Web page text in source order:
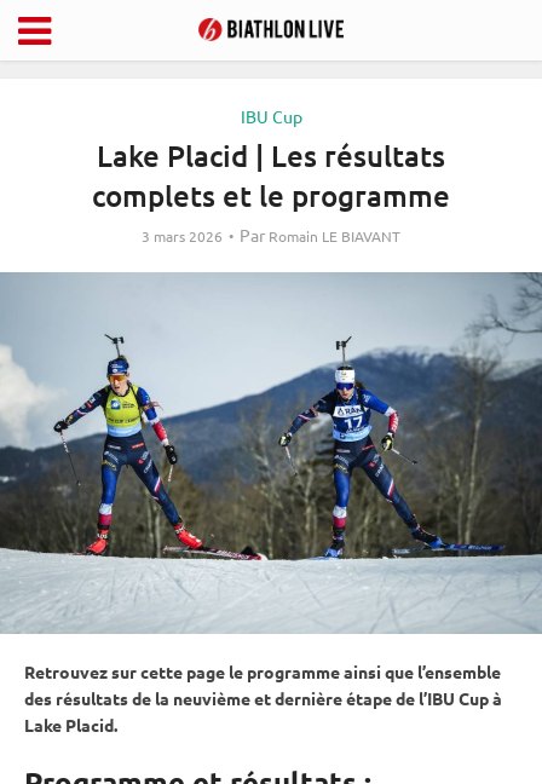
IBU Cup
Lake Placid | Les résultats
complets et le programme
3 mars 2026 Par Romain LE BIAVANT
Retrouvez sur cette page le programme ainsi que l’ensemble
des résultats de la neuvième et dernière étape de l’IBU Cup à
Lake Placid.